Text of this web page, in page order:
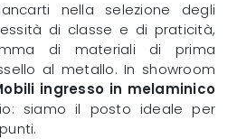
nella selezione degli
di classe e di praticità,
di materiali di prima
al metallo. In showroom
ingresso in melaminico
siamo il posto ideale per